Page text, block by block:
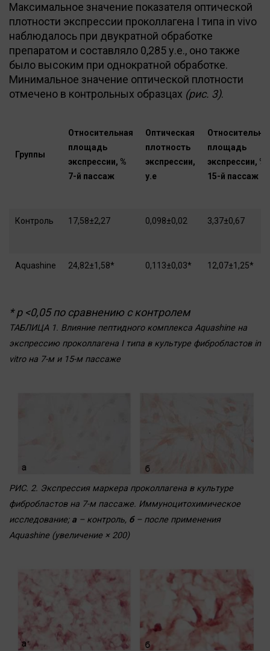
Максимальное значение показателя оптической
плотности экспрессии проколлагена I типа in vivo
наблюдалось при двукратной обработке
препаратом и составляло 0,285 у.е., оно также
было высоким при однократной обработке.
Минимальное значение оптической плотности
отмечено в контрольных образцах (рис. 3).
Группы
Относительная
площадь
экспрессии, %
7-й пассаж
Оптическая
плотность
экспрессии,
у.е
площадь
экспрессии, %
15-й пассаж
Контроль 17,58±2,27 0,098±0,02 3,37±0,67
Aquashine 24,82±1,58* 0,113±0,03* 12,07±1,25*
* р <0,05 по сравнению с контролем
ТАБЛИЦА 1. Влияние пептидного комплекса Aquashine на
экспрессию проколлагена I типа в культуре фибробластов in
vitro на 7-м и 15-м пассаже
РИС. 2. Экспрессия маркера проколлагена в культуре
фибробластов на 7-м пассаже. Иммуноцитохимическое
исследование; а – контроль, б– после применения
Aquashine (увеличение × 200)